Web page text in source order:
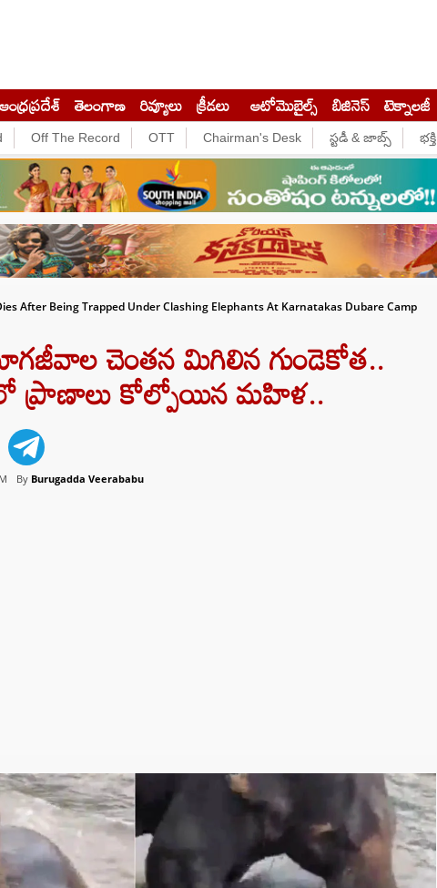
ఆంధ్రప్రదేశ్ తెలంగాణ రివ్యూలు క్రీడలు ఆటోమొబైల్స్ బిజినెస్‌ టెక్నాలజీ
Off The Record OTT Chairman's Desk స్టడీ & జాబ్స్ భక్తి
After Being Trapped Under Clashing Elephants At Karnatakas Dubare Camp
చెంతన మిగిలిన గుండెకోత..
ప్రాణాలు కోల్పోయిన మహిళ..
By Burugadda Veerababu